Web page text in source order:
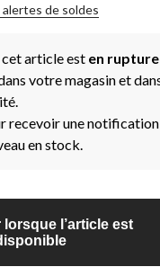
de soldes
article est en
votre magasin et
recevoir une
en stock.
lorsque l’article est